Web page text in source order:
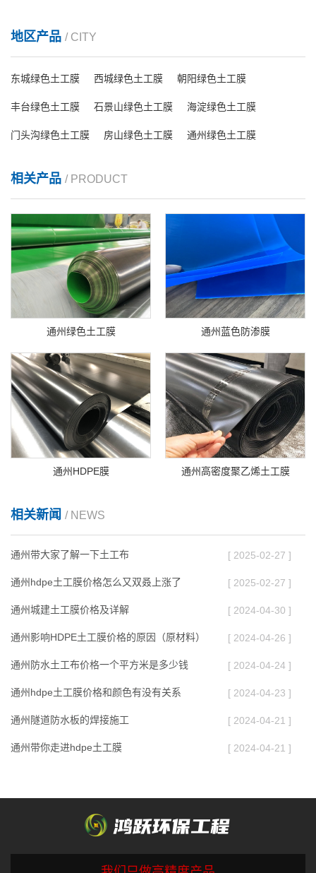
地区产品 / CITY
东城绿色土工膜 西城绿色土工膜 朝阳绿色土工膜
丰台绿色土工膜 石景山绿色土工膜 海淀绿色土工膜
门头沟绿色土工膜 房山绿色土工膜 通州绿色土工膜
相关产品 / PRODUCT
通州绿色土工膜 通州蓝色防渗膜
通州HDPE膜 通州高密度聚乙烯土工膜
相关新闻 / NEWS
通州带大家了解一下土工布 [ 2025-02-27 ]
通州hdpe土工膜价格怎么又双叒上涨了 [ 2025-02-27 ]
通州城建土工膜价格及详解 [ 2024-04-30 ]
通州影响HDPE土工膜价格的原因（原材料） [ 2024-04-26 ]
通州防水土工布价格一个平方米是多少钱 [ 2024-04-24 ]
通州hdpe土工膜价格和颜色有没有关系 [ 2024-04-23 ]
通州隧道防水板的焊接施工 [ 2024-04-21 ]
通州带你走进hdpe土工膜 [ 2024-04-21 ]